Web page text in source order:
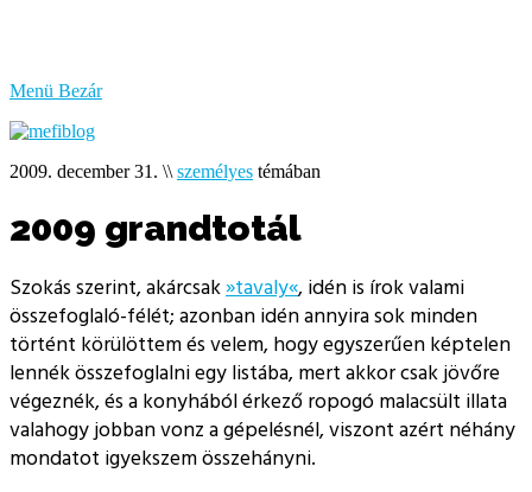
Menü Bezár
2009. december 31. \\ személyes témában
2009 grandtotál
Szokás szerint, akárcsak»tavaly«, idén is írok valami
összefoglaló-félét; azonban idén annyira sok minden
történt körülöttem és velem, hogy egyszerűen képtelen
lennék összefoglalni egy listába, mert akkor csak jövőre
végeznék, és a konyhából érkező ropogó malacsült illata
valahogy jobban vonz a gépelésnél, viszont azért néhány
mondatot igyekszem összehányni.